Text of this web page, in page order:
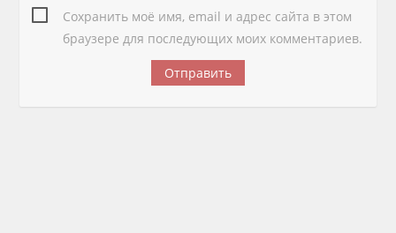
Сохранить моё имя, email и адрес сайта в этом
браузере для последующих моих комментариев.